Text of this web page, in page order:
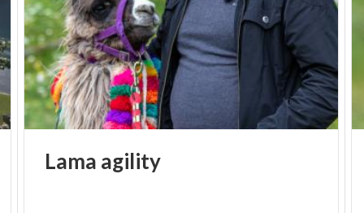
Lama agility